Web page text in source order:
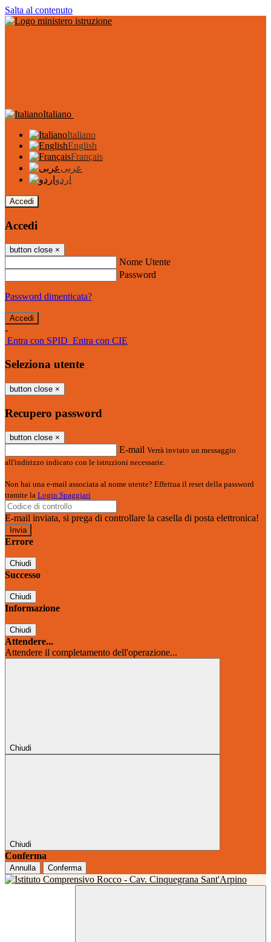
Salta al contenuto
Italiano
Italiano
English
Français
عربى
اردو
Accedi
Accedi
button close ×
Nome Utente
Password
Password dimenticata?
-
Entra con SPID Entra con CIE
Seleziona utente
button close ×
Recupero password
button close ×
E-mail Verrà inviato un messaggio
all'indirizzo indicato con le istruzioni necessarie.
Non hai una e-mail associata al nome utente? Effettua il reset della password
tramite la Login Spaggiari
E-mail inviata, si prega di controllare la casella di posta elettronica!
Errore
Chiudi
Successo
Chiudi
Informazione
Chiudi
Attendere...
Attendere il completamento dell'operazione...
Chiudi
Chiudi
Conferma
Annulla Conferma